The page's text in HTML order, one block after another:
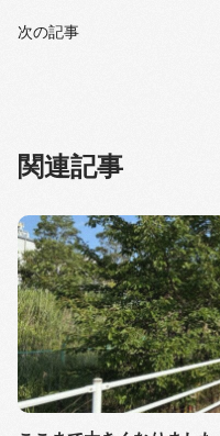
次の記事
関連記事